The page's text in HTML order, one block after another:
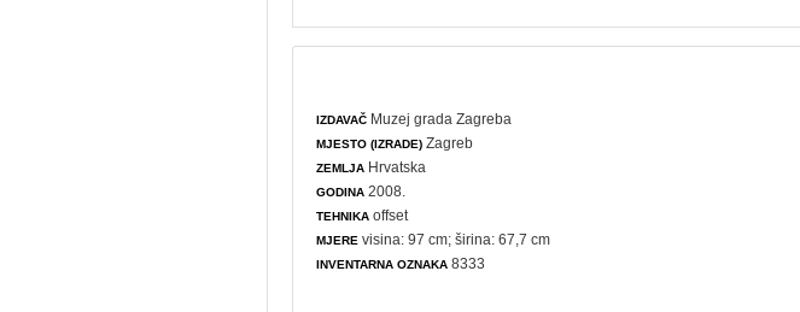
IZDAVAČ Muzej grada Zagreba
MJESTO (IZRADE) Zagreb
ZEMLJA Hrvatska
GODINA 2008.
TEHNIKA offset
MJERE visina: 97 cm; širina: 67,7 cm
INVENTARNA OZNAKA 8333